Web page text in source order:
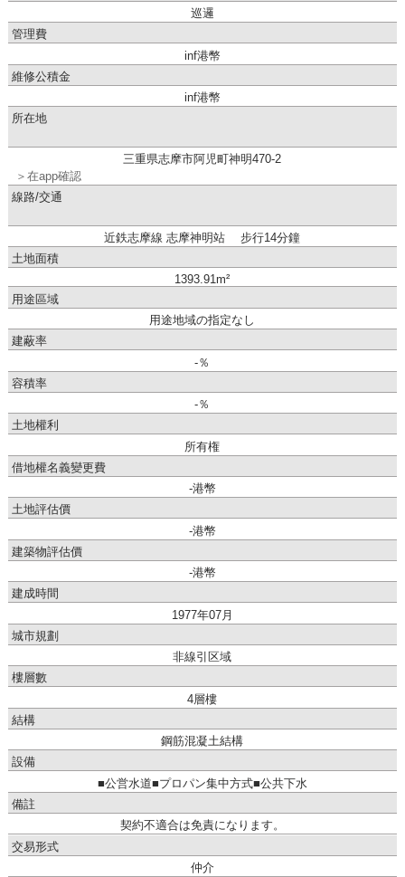
巡邏
管理費
inf港幣
維修公積金
inf港幣
所在地
三重県志摩市阿児町神明470-2
＞在app確認
線路/交通
近鉄志摩線 志摩神明站 步行14分鐘
土地面積
1393.91m²
用途區域
用途地域の指定なし
建蔽率
-％
容積率
-％
土地權利
所有権
借地權名義變更費
-港幣
土地評估價
-港幣
建築物評估價
-港幣
建成時間
1977年07月
城市規劃
非線引区域
樓層數
4層樓
結構
鋼筋混凝土結構
設備
■公営水道■プロパン集中方式■公共下水
備註
契約不適合は免責になります。
交易形式
仲介